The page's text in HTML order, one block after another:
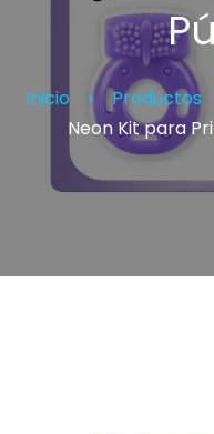
Inicio Productos
Neon Kit para